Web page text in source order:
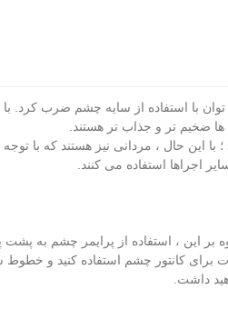
با استفاده از سایه چشم ضرب کرد.
ضخیم تر و جذاب تر هستند.
حال ، مردانی نیز هستند که با
اجراها استفاده می کنند.
این ، استفاده از پرایمر چشم به
کانتور چشم استفاده کنید و خطوط
داشت.